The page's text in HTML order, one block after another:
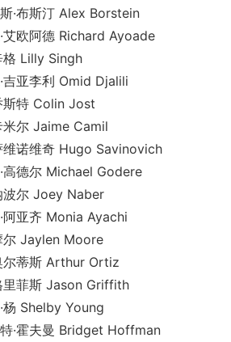
汀 Alex Borstein
德 Richard Ayoade
Singh
利 Omid Djalili
Colin Jost
Jaime Camil
奇 Hugo Savinovich
Michael Godere
Joey Naber
齐 Monia Ayachi
Moore
Arthur Ortiz
Jason Griffith
Young
曼 Bridget Hoffman